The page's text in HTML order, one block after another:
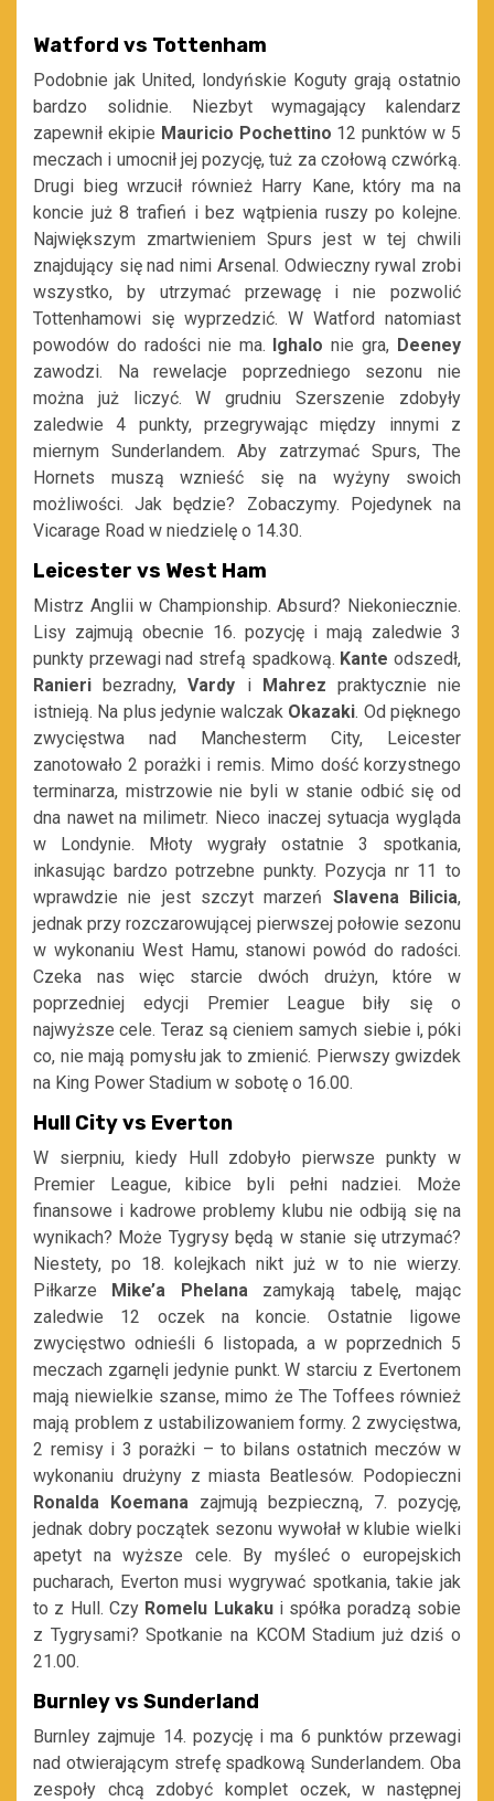
Watford vs Tottenham
Podobnie jak United, londyńskie Koguty grają ostatnio
bardzo solidnie. Niezbyt wymagający kalendarz
zapewnił ekipie Mauricio Pochettino 12 punktów w 5
meczach i umocnił jej pozycję, tuż za czołową czwórką.
Drugi bieg wrzucił również Harry Kane, który ma na
koncie już 8 trafień i bez wątpienia ruszy po kolejne.
Największym zmartwieniem Spurs jest w tej chwili
znajdujący się nad nimi Arsenal. Odwieczny rywal zrobi
wszystko, by utrzymać przewagę i nie pozwolić
Tottenhamowi się wyprzedzić. W Watford natomiast
powodów do radości nie ma. Ighalo nie gra, Deeney
zawodzi. Na rewelacje poprzedniego sezonu nie
można już liczyć. W grudniu Szerszenie zdobyły
zaledwie 4 punkty, przegrywając między innymi z
miernym Sunderlandem. Aby zatrzymać Spurs, The
Hornets muszą wznieść się na wyżyny swoich
możliwości. Jak będzie? Zobaczymy. Pojedynek na
Vicarage Road w niedzielę o 14.30.
Leicester vs West Ham
Mistrz Anglii w Championship. Absurd? Niekoniecznie.
Lisy zajmują obecnie 16. pozycję i mają zaledwie 3
punkty przewagi nad strefą spadkową. Kante odszedł,
Ranieri bezradny,Vardy i Mahrez praktycznie nie
istnieją. Na plus jedynie walczak Okazaki. Od pięknego
zwycięstwa nad Manchesterm City, Leicester
zanotowało 2 porażki i remis. Mimo dość korzystnego
terminarza, mistrzowie nie byli w stanie odbić się od
dna nawet na milimetr. Nieco inaczej sytuacja wygląda
w Londynie. Młoty wygrały ostatnie 3 spotkania,
inkasując bardzo potrzebne punkty. Pozycja nr 11 to
wprawdzie nie jest szczyt marzeń Slavena Bilicia,
jednak przy rozczarowującej pierwszej połowie sezonu
w wykonaniu West Hamu, stanowi powód do radości.
Czeka nas więc starcie dwóch drużyn, które w
poprzedniej edycji Premier League biły się o
najwyższe cele. Teraz są cieniem samych siebie i, póki
co, nie mają pomysłu jak to zmienić. Pierwszy gwizdek
na King Power Stadium w sobotę o 16.00.
Hull City vs Everton
W sierpniu, kiedy Hull zdobyło pierwsze punkty w
Premier League, kibice byli pełni nadziei. Może
finansowe i kadrowe problemy klubu nie odbiją się na
wynikach? Może Tygrysy będą w stanie się utrzymać?
Niestety, po 18. kolejkach nikt już w to nie wierzy.
Piłkarze Mike’a Phelana zamykają tabelę, mając
zaledwie 12 oczek na koncie. Ostatnie ligowe
zwycięstwo odnieśli 6 listopada, a w poprzednich 5
meczach zgarnęli jedynie punkt. W starciu z Evertonem
mają niewielkie szanse, mimo że The Toffees również
mają problem z ustabilizowaniem formy. 2 zwycięstwa,
2 remisy i 3 porażki – to bilans ostatnich meczów w
wykonaniu drużyny z miasta Beatlesów. Podopieczni
Ronalda Koemana zajmują bezpieczną, 7. pozycję,
jednak dobry początek sezonu wywołał w klubie wielki
apetyt na wyższe cele. By myśleć o europejskich
pucharach, Everton musi wygrywać spotkania, takie jak
to z Hull. Czy Romelu Lukakui spółka poradzą sobie
z Tygrysami? Spotkanie na KCOM Stadium już dziś o
21.00.
Burnley vs Sunderland
Burnley zajmuje 14. pozycję i ma 6 punktów przewagi
nad otwierającym strefę spadkową Sunderlandem. Oba
zespoły chcą zdobyć komplet oczek, w następnej